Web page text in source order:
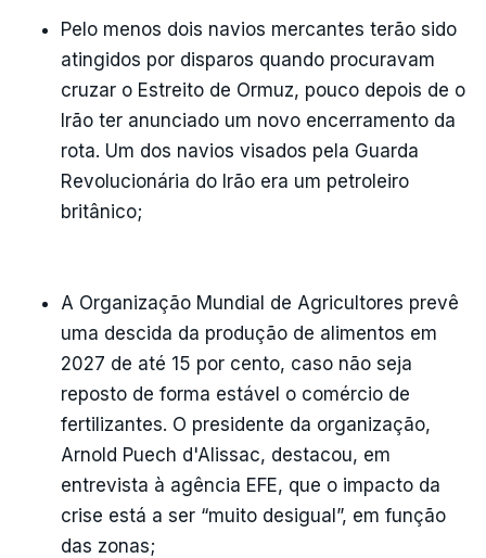
Pelo menos dois navios mercantes terão sido
atingidos por disparos quando procuravam
cruzar o Estreito de Ormuz, pouco depois de o
Irão ter anunciado um novo encerramento da
rota. Um dos navios visados pela Guarda
Revolucionária do Irão era um petroleiro
britânico;
A Organização Mundial de Agricultores prevê
uma descida da produção de alimentos em
2027 de até 15 por cento, caso não seja
reposto de forma estável o comércio de
fertilizantes. O presidente da organização,
Arnold Puech d'Alissac, destacou, em
entrevista à agência EFE, que o impacto da
crise está a ser “muito desigual”, em função
das zonas;